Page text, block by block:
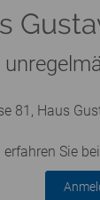
81, Haus
Sie